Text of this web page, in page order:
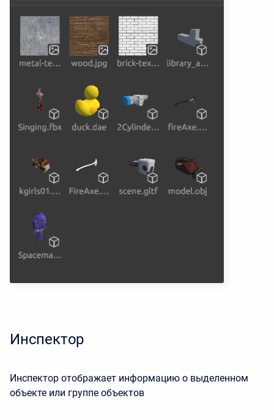
Инспектор
Инспектор отображает информацию о выделенном
объекте или группе объектов